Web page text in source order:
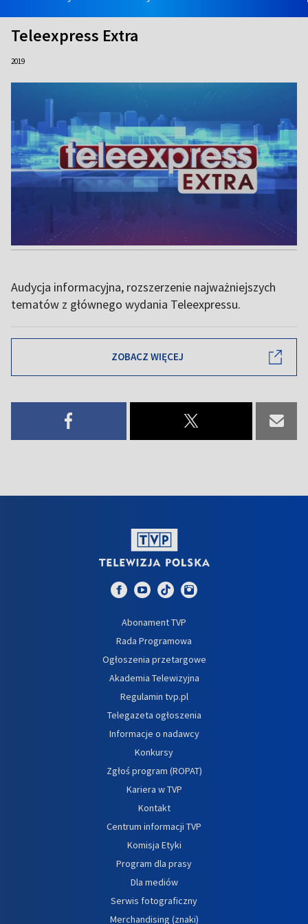
Teleexpress Extra
2019
Audycja informacyjna, rozszerzenie najważniejszych
tematów z głównego wydania Teleexpressu.
ZOBACZ WIĘCEJ
Abonament TVP
Rada Programowa
Ogłoszenia przetargowe
Akademia Telewizyjna
Regulamin tvp.pl
Telegazeta ogłoszenia
Informacje o nadawcy
Konkursy
Zgłoś program (ROPAT)
Kariera w TVP
Kontakt
Centrum informacji TVP
Komisja Etyki
Program dla prasy
Dla mediów
Serwis fotograficzny
Merchandising (znaki)